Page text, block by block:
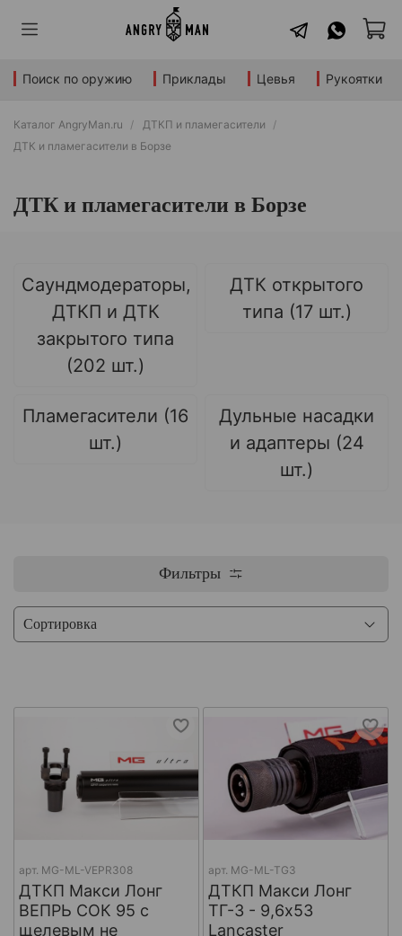
Поиск по оружию Приклады Цевья Рукоятки
Каталог AngryMan.ru
ДТКП и пламегасители
ДТК и пламегасители в Борзе
ДТК и пламегасители в Борзе
Саундмодераторы,
ДТКП и ДТК
закрытого типа
(202 шт.)
ДТК открытого
типа (17 шт.)
Пламегасители (16
шт.)
Дульные насадки
и адаптеры (24
шт.)
Фильтры
арт. МG-ML-VEPR308
ДТКП Макси Лонг
ВЕПРЬ СОК 95 с
щелевым не
арт. MG-ML-TG3
ДТКП Макси Лонг
ТГ-3 - 9,6x53
Lancaster